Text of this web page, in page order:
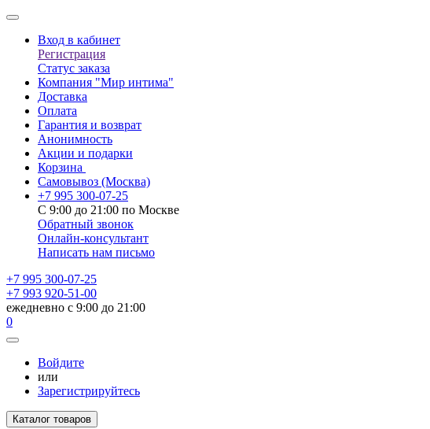
Вход в кабинет
Регистрация
Статус заказа
Компания "Мир интима"
Доставка
Оплата
Гарантия и возврат
Анонимность
Акции и подарки
Корзина
Самовывоз (Москва)
+7 995 300-07-25
С 9:00 до 21:00 по Москве
Обратный звонок
Онлайн-консультант
Написать нам письмо
+7 995 300-07-25
+7 993 920-51-00
ежедневно с 9:00 до 21:00
0
Войдите
или
Зарегистрируйтесь
Каталог товаров